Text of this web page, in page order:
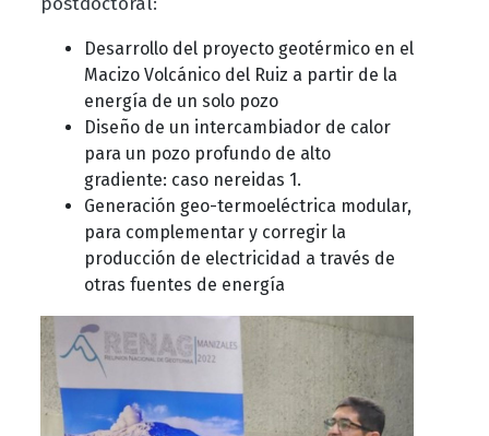
Desarrollo del proyecto geotérmico en el
Macizo Volcánico del Ruiz a partir de la
energía de un solo pozo
Diseño de un intercambiador de calor
para un pozo profundo de alto
gradiente: caso nereidas 1.
Generación geo-termoeléctrica modular,
para complementar y corregir la
producción de electricidad a través de
otras fuentes de energía